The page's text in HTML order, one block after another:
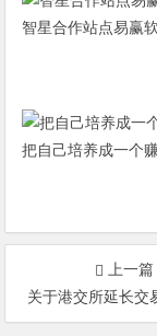
智星合作站点易赢
把自己培养成一个
上一篇
关于港交所延长交易时间，智星交易